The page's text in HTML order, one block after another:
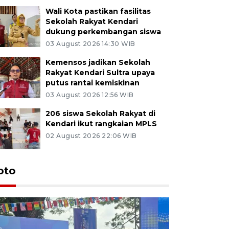
Wali Kota pastikan fasilitas
Sekolah Rakyat Kendari
dukung perkembangan siswa
03 August 2026 14:30 WIB
Kemensos jadikan Sekolah
Rakyat Kendari Sultra upaya
putus rantai kemiskinan
03 August 2026 12:56 WIB
206 siswa Sekolah Rakyat di
Kendari ikut rangkaian MPLS
02 August 2026 22:06 WIB